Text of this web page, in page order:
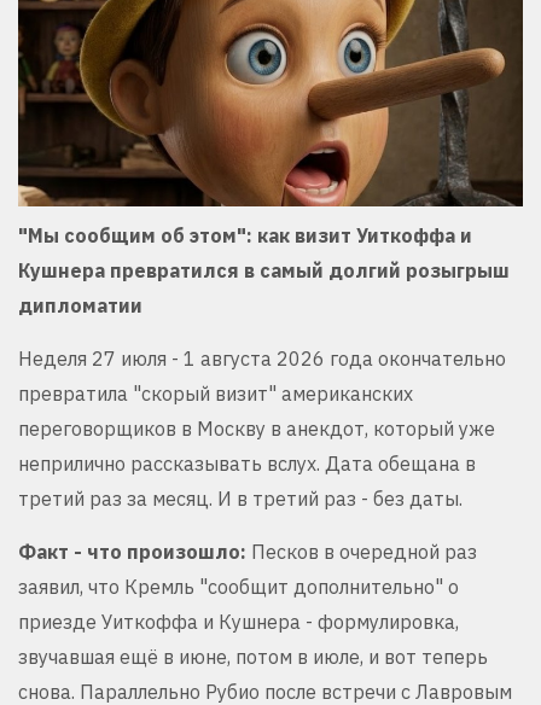
"Мы сообщим об этом": как визит Уиткоффа и
Кушнера превратился в самый долгий розыгрыш
дипломатии
Неделя 27 июля - 1 августа 2026 года окончательно
превратила "скорый визит" американских
переговорщиков в Москву в анекдот, который уже
неприлично рассказывать вслух. Дата обещана в
третий раз за месяц. И в третий раз - без даты.
Факт - что произошло: Песков в очередной раз
заявил, что Кремль "сообщит дополнительно" о
приезде Уиткоффа и Кушнера - формулировка,
звучавшая ещё в июне, потом в июле, и вот теперь
снова. Параллельно Рубио после встречи с Лавровым